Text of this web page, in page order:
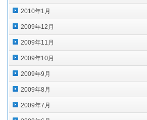
2010年1月
2009年12月
2009年11月
2009年10月
2009年9月
2009年8月
2009年7月